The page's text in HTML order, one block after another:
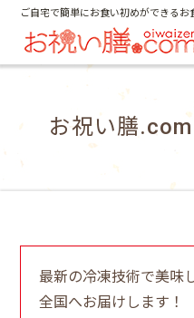
ご自宅で簡単にお食い初めができるお
お祝い膳
最新の冷凍技術で美味
全国へお届けします！